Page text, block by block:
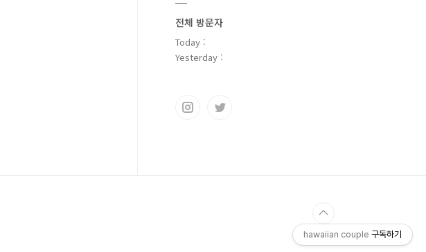
전체 방문자
Today :
Yesterday :
hawaiian couple 구독하기